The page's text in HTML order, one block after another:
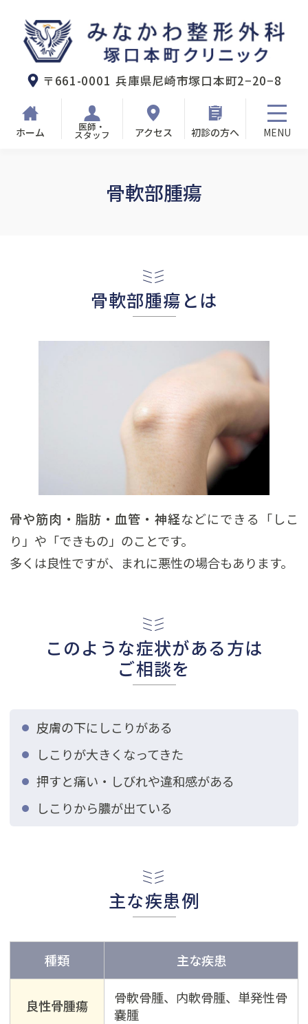
みなかわ整形外科塚口本町クリニック
〒661-0001 兵庫県尼崎市塚口本町2−20−8
ホーム 医師・
スタッフ アクセス 初診の方へ
骨軟部腫瘍
骨軟部腫瘍とは
骨や筋肉・脂肪・血管・神経などにできる「しこ
り」や「できもの」のことです。
多くは良性ですが、まれに悪性の場合もあります。
このような症状がある方は
ご相談を
皮膚の下にしこりがある
しこりが大きくなってきた
押すと痛い・しびれや違和感がある
しこりから膿が出ている
主な疾患例
種類 主な疾患
良性骨腫瘍
骨軟骨腫、内軟骨腫、単発性骨
嚢腫